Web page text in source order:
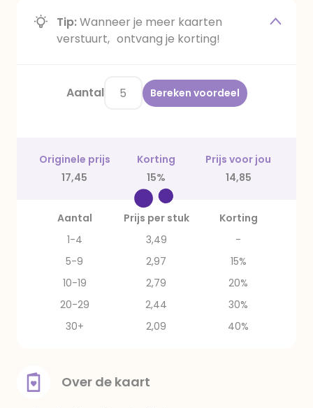
Tip:Wanneer je meer kaarten
verstuurt, ontvang je korting!
Aantal Bereken voordeel
Originele prijs Korting
Prijs voor jou
17,45
15% 14,85
Aantal Prijs per stuk
Korting
1-4
3,49
-
5-9
2,97
15%
10-19
2,79
20%
20-29
2,44
30%
30+
2,09 40%
Over de kaart